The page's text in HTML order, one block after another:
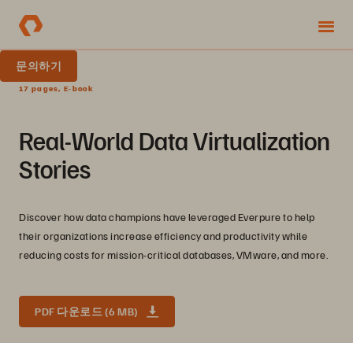
문의하기
17 pages, E-book
Real-World Data Virtualization
Stories
Discover how data champions have leveraged Everpure to help
their organizations increase efficiency and productivity while
reducing costs for mission-critical databases, VMware, and more.
PDF 다운로드 (6 MB)